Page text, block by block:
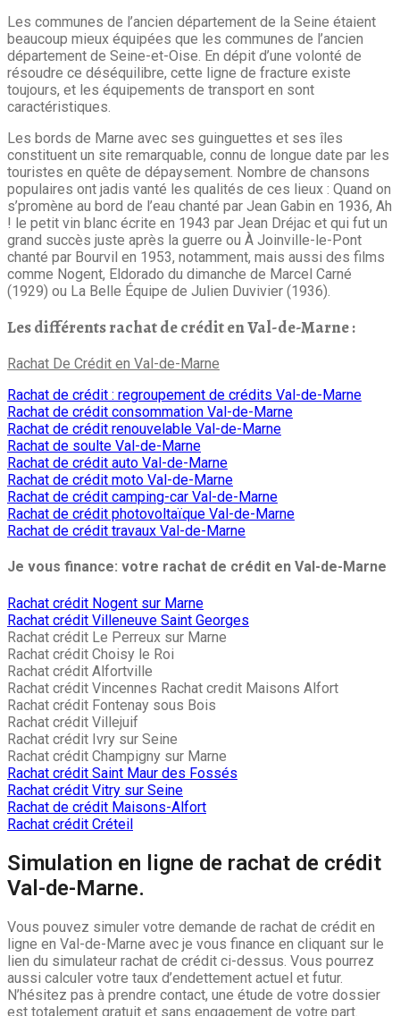
Les communes de l’ancien département de la Seine étaient
beaucoup mieux équipées que les communes de l’ancien
département de Seine-et-Oise. En dépit d’une volonté de
résoudre ce déséquilibre, cette ligne de fracture existe
toujours, et les équipements de transport en sont
caractéristiques.
Les bords de Marne avec ses guinguettes et ses îles
constituent un site remarquable, connu de longue date par les
touristes en quête de dépaysement. Nombre de chansons
populaires ont jadis vanté les qualités de ces lieux : Quand on
s’promène au bord de l’eau chanté par Jean Gabin en 1936, Ah
! le petit vin blanc écrite en 1943 par Jean Dréjac et qui fut un
grand succès juste après la guerre ou À Joinville-le-Pont
chanté par Bourvil en 1953, notamment, mais aussi des films
comme Nogent, Eldorado du dimanche de Marcel Carné
(1929) ou La Belle Équipe de Julien Duvivier (1936).
Les différents rachat de crédit en Val-de-Marne :
Rachat De Crédit en Val-de-Marne
Rachat de crédit : regroupement de crédits Val-de-Marne
Rachat de crédit consommation Val-de-Marne
Rachat de crédit renouvelable Val-de-Marne
Rachat de soulte Val-de-Marne
Rachat de crédit auto Val-de-Marne
Rachat de crédit moto Val-de-Marne
Rachat de crédit camping-car Val-de-Marne
Rachat de crédit photovoltaïque Val-de-Marne
Rachat de crédit travaux Val-de-Marne
Je vous finance: votre rachat de crédit en Val-de-Marne
Rachat crédit Nogent sur Marne
Rachat crédit Villeneuve Saint Georges
Rachat crédit Le Perreux sur Marne
Rachat crédit Choisy le Roi
Rachat crédit Alfortville
Rachat crédit Vincennes Rachat credit Maisons Alfort
Rachat crédit Fontenay sous Bois
Rachat crédit Villejuif
Rachat crédit Ivry sur Seine
Rachat crédit Champigny sur Marne
Rachat crédit Saint Maur des Fossés
Rachat crédit Vitry sur Seine
Rachat de crédit Maisons-Alfort
Rachat crédit Créteil
Simulation en ligne de rachat de crédit
Val-de-Marne.
Vous pouvez simuler votre demande de rachat de crédit en
ligne en Val-de-Marne avec je vous finance en cliquant sur le
lien du simulateur rachat de crédit ci-dessus. Vous pourrez
aussi calculer votre taux d’endettement actuel et futur.
N’hésitez pas à prendre contact, une étude de votre dossier
est totalement gratuit et sans engagement de votre part.